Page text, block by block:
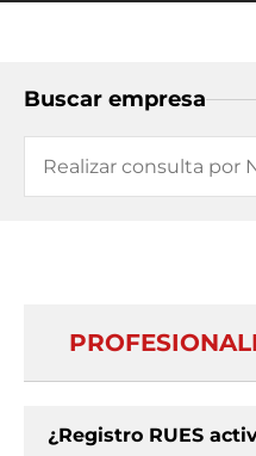
Buscar empresa
¿Registro RUES